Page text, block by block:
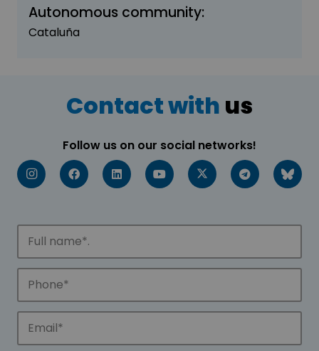
Autonomous community:
Cataluña
Contact with us
Follow us on our social networks!